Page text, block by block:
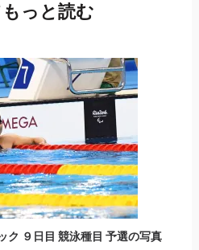
っと読む
ク ９日目 競泳種目 予選の写真